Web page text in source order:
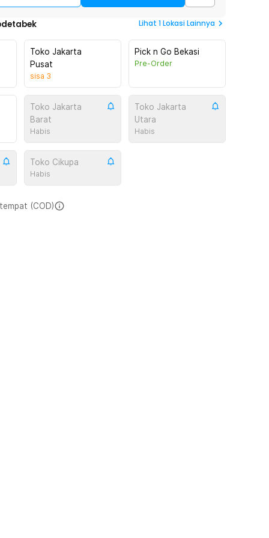
Lihat 1Lokasi Lainnya
Toko Jakarta
Pusat
sisa 3
Pick n Go Bekasi
Pre-Order
Toko Jakarta
Barat
Habis
Toko Jakarta
Utara
Habis
Toko Cikupa
Habis
(COD)